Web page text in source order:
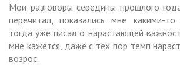
Мои разговоры середины прошлого
перечитал, показались мне какими-
тогда уже писал о нарастающей
мне кажется, даже с тех пор темп
возрос.